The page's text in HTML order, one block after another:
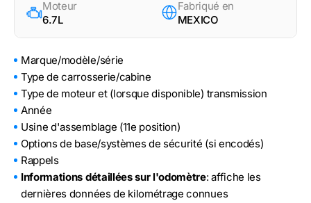
Moteur
6.7L
Fabriqué en
MEXICO
Marque/modèle/série
Type de carrosserie/cabine
Type de moteur et (lorsque disponible) transmission
Année
Usine d'assemblage (11e position)
Options de base/systèmes de sécurité (si encodés)
Rappels
Informations détaillées sur l'odomètre: affiche les
dernières données de kilométrage connues